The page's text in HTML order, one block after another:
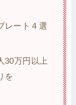
レート４選
30万円以上
を